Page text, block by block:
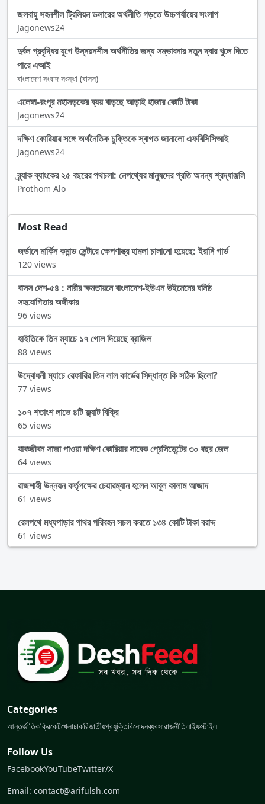
জলবায়ু সহনশীল ট্রিলিয়ন ডলারের অর্থনীতি গড়তে উচ্চপর্যায়ের সংলাপ
Jagonews24
দুর্বল প্রবৃদ্ধির যুগে উন্নয়নশীল অর্থনীতির জন্য সম্ভাবনার নতুন দ্বার খুলে দিতে
পারে এআই
বাংলাদেশ সংবাদ সংস্থা (বাসস)
এলেঙ্গা-রংপুর মহাসড়কের ব্যয় বাড়ছে আড়াই হাজার কোটি টাকা
Jagonews24
দক্ষিণ কোরিয়ার সঙ্গে অর্থনৈতিক চুক্তিকে স্বাগত জানালো এফবিসিসিআই
Jagonews24
ব্র্যাক ব্যাংকের ২৫ বছরের পথচলা: নেপথ্যের মানুষদের প্রতি অনন্য শ্রদ্ধাঞ্জলি
Prothom Alo
Most Read
জর্ডানে মার্কিন কমান্ড সেন্টারে ক্ষেপণাস্ত্র হামলা চালানো হয়েছে: ইরানি গার্ড
120 views
বাসস দেশ-৫৪ : নারীর ক্ষমতায়নে বাংলাদেশ-ইউএন উইমেনের ঘনিষ্ঠ
সহযোগিতার অঙ্গীকার
96 views
হাইতিকে তিন ম্যাচে ১৭ গোল দিয়েছে ব্রাজিল
88 views
উদ্বোধনী ম্যাচে রেফারির তিন লাল কার্ডের সিদ্ধান্ত কি সঠিক ছিলো?
77 views
১০৭ শতাংশ লাভে ৪টি ফ্ল্যাট বিক্রি
65 views
যাবজ্জীবন সাজা পাওয়া দক্ষিণ কোরিয়ার সাবেক প্রেসিডেন্টের ৩০ বছর জেল
64 views
রাজশাহী উন্নয়ন কর্তৃপক্ষের চেয়ারম্যান হলেন আবুল কালাম আজাদ
61 views
রেলপথে মধ্যপাড়ার পাথর পরিবহন সচল করতে ১৩৪ কোটি টাকা বরাদ্দ
61 views
Categories
আন্তর্জাতিকক্রিকেটখেলাচাকরিজাতীয়প্রযুক্তিবিনোদনব্যবসারাজনীতিলাইফস্টাইল
Follow Us
FacebookYouTubeTwitter/X
Email: contact@arifulsh.com